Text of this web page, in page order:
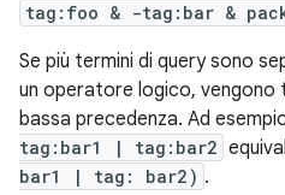
tag:foo & -tag:bar &
Se più termini di query sono
un operatore logico,
bassa precedenza. Ad
tag:bar1 | tag:bar2
bar1 | tag: bar2) .